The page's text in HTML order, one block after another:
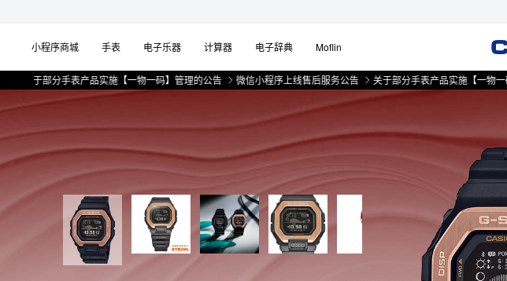
小程序商城 手表 电子乐器 计算器 电子辞典 Moflin
手表产品实施【一物一码】管理的公告 微信小程序上线售后服务公告 关于部分手表产品实施【一物一码】管理的